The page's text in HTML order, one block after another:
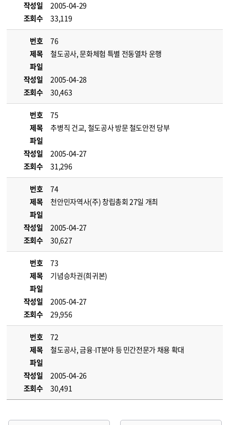
작성일
2005-04-29
조회수
33,119
번호
76
제목
철도공사, 문화체험 특별 전동열차 운행
파일
작성일
2005-04-28
조회수
30,463
번호
75
제목
추병직 건교, 철도공사 방문 철도안전 당부
파일
작성일
2005-04-27
조회수
31,296
번호
74
제목
천안민자역사(주) 창립총회 27일 개최
파일
작성일
2005-04-27
조회수
30,627
번호
73
제목
기념승차권(희귀본)
파일
작성일
2005-04-27
조회수
29,956
번호
72
제목
철도공사, 금융·IT분야 등 민간전문가 채용 확대
파일
작성일
2005-04-26
조회수
30,491